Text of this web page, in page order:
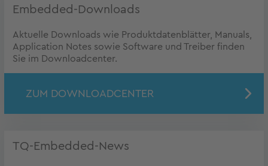
Embedded-Downloads
Aktuelle Downloads wie Produktdatenblätter, Manuals,
Application Notes sowie Software und Treiber finden
Sie im Downloadcenter.
ZUM DOWNLOADCENTER
TQ-Embedded-News